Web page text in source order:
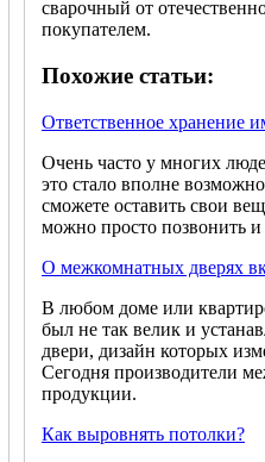
сварочный от
покупателем.
Похожие статьи:
Ответственное хранение
Очень часто у многих
это стало вполне
сможете оставить свои
можно просто позвонить и
О межкомнатных дверях
В любом доме или
был не так велик и
двери, дизайн которых
Сегодня производители
продукции.
Как выровнять потолки?